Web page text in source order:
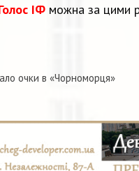
ІФ можна за цими
очки в «Чорноморця»